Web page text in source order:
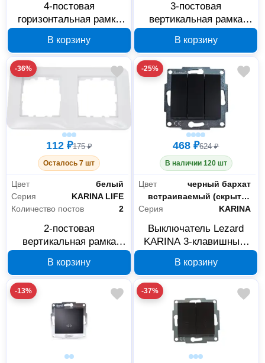
4-постовая
горизонтальная рамка
кремовая 708-0300-149
В корзину
3-постовая
вертикальная рамка
белая 708-0200-153
В корзину
-36%
112 ₽175 ₽
Осталось 7 шт
Цвет
белый
Серия
KARINA LIFE
Количество постов
2
2-постовая
вертикальная рамка
белая 708-0200-152
В корзину
-25%
468 ₽624 ₽
В наличии 120 шт
Цвет
черный бархат
Монтаж
встраиваемый (скрытый)
Серия
KARINA
Выключатель Lezard
KARINA 3-клавишный,
4288-109
В корзину
-13% -37%